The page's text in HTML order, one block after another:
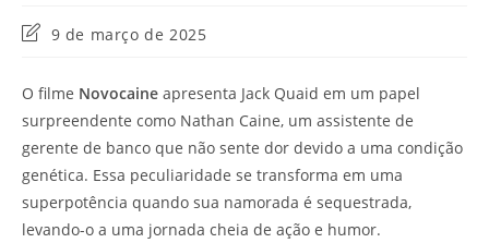
Última
post:
9 de março de 2025
O filme Novocaine apresenta Jack Quaid em um papel
surpreendente como Nathan Caine, um assistente de
gerente de banco que não sente dor devido a uma condição
genética. Essa peculiaridade se transforma em uma
superpotência quando sua namorada é sequestrada,
levando-o a uma jornada cheia de ação e humor.